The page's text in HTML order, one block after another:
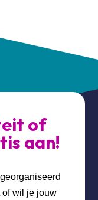
of
aan!
of wil je jouw